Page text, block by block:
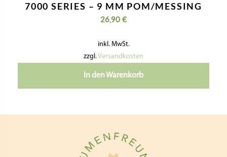
7000 SERIES – 9 MM POM/MESSING
26,90 €
inkl. MwSt.
zzgl.Versandkosten
In den Warenkorb